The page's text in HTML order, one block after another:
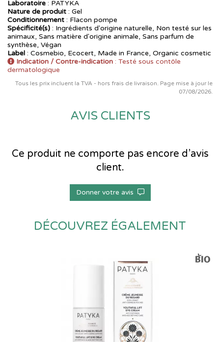
Laboratoire : PATYKA
Nature de produit : Gel
Conditionnement : Flacon pompe
Spécificité(s) : Ingrédients d'origine naturelle, Non testé sur les
animaux, Sans matière d'origine animale, Sans parfum de
synthèse, Végan
Label : Cosmebio, Ecocert, Made in France, Organic cosmetic
Indication / Contre-indication : Testé sous contôle
dermatologique
Tous les prix incluent la TVA - hors frais de livraison. Page mise à jour le
07/08/2026.
AVIS CLIENTS
Ce produit ne comporte pas encore d’avis
client.
Donner votre avis
DÉCOUVREZ ÉGALEMENT